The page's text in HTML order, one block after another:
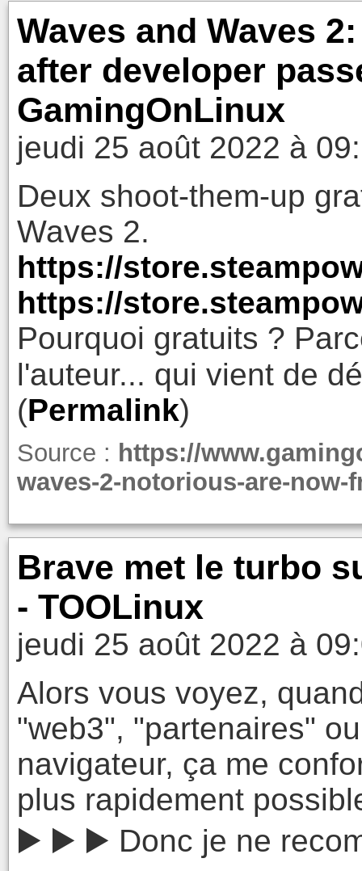
Waves and Waves
after developer
GamingOnLinux
jeudi 25 août 2022 à
Deux shoot-them-up
Waves 2.
https://
https://
Pourquoi gratuits ?
l'auteur... qui vient de
(Permalink)
Source : https://
waves-2-notorious-are-now-
Brave met le turbo
- TOOLinux
jeudi 25 août 2022 à
Alors vous voyez,
"web3", "partenaires"
navigateur, ça me
plus rapidement
▶️ ▶️ ▶️ Donc je ne